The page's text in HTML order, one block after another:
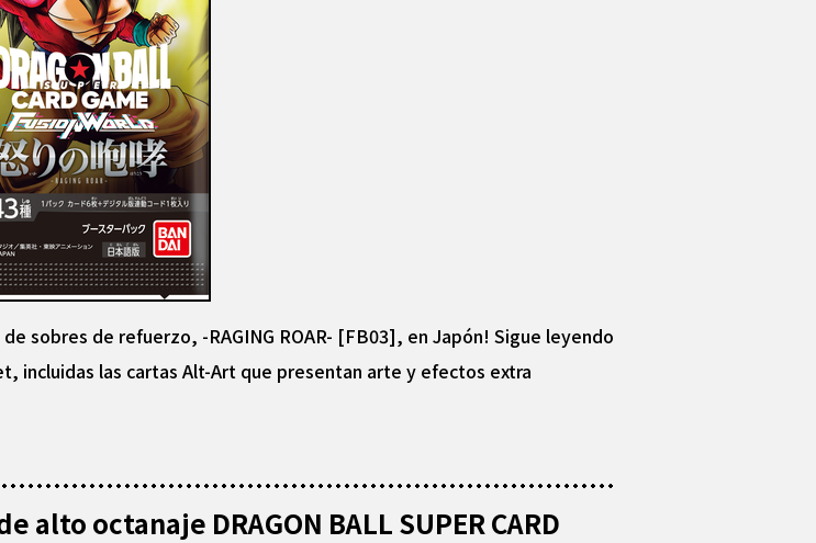
sobres de refuerzo, -RAGING ROAR- [FB03], en Japón! Sigue leyendo
incluidas las cartas Alt-Art que presentan arte y efectos extra
octanaje DRAGON BALL SUPER CARD